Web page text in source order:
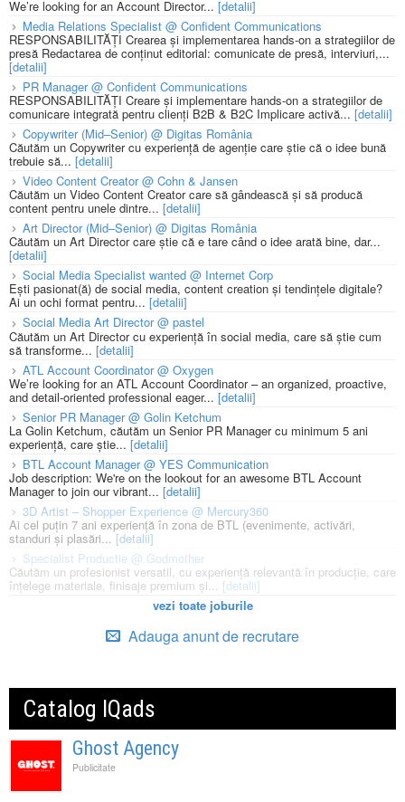
We’re looking for an Account Director... [detalii]
Media Relations Specialist @ Confident Communications
RESPONSABILITĂȚI Crearea și implementarea hands-on a strategiilor de
presă Redactarea de conținut editorial: comunicate de presă, interviuri,...
[detalii]
PR Manager @ Confident Communications
RESPONSABILITĂȚI Creare și implementare hands-on a strategiilor de
comunicare integrată pentru clienți B2B & B2C Implicare activă... [detalii]
Copywriter (Mid–Senior) @ Digitas România
Căutăm un Copywriter cu experiență de agenție care știe că o idee bună
trebuie să... [detalii]
Video Content Creator @ Cohn & Jansen
Căutăm un Video Content Creator care să gândească și să producă
content pentru unele dintre... [detalii]
Art Director (Mid–Senior) @ Digitas România
Căutăm un Art Director care știe că e tare când o idee arată bine, dar...
[detalii]
Social Media Specialist wanted @ Internet Corp
Ești pasionat(ă) de social media, content creation și tendințele digitale?
Ai un ochi format pentru... [detalii]
Social Media Art Director @ pastel
Căutăm un Art Director cu experiență în social media, care să știe cum
să transforme... [detalii]
ATL Account Coordinator @ Oxygen
We’re looking for an ATL Account Coordinator – an organized, proactive,
and detail-oriented professional eager... [detalii]
Senior PR Manager @ Golin Ketchum
La Golin Ketchum, căutăm un Senior PR Manager cu minimum 5 ani
experiență, care știe... [detalii]
BTL Account Manager @ YES Communication
Job description: We're on the lookout for an awesome BTL Account
Manager to join our vibrant... [detalii]
3D Artist – Shopper Experience @ Mercury360
Ai cel puțin 7 ani experiență în zona de BTL (evenimente, activări,
standuri și plasări...[detalii]
Specialist Productie @ Godmother
Căutăm un profesionist versatil, cu experiență relevantă în producție, care
înțelege materiale, finisaje premium și... [detalii]
vezi toate joburile
Adauga anunt de recrutare
Catalog IQads
Ghost Agency
Publicitate